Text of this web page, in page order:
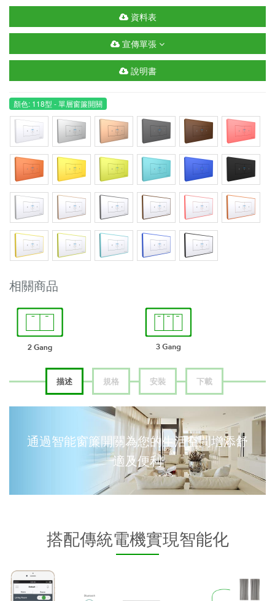
資料表
宣傳單張
說明書
顏色: 118型 - 單層窗簾開關
相關商品
描述 規格 安裝 下載
通過智能窗簾開關為您的生活空間增添舒
適及便利
搭配傳統電機實現智能化